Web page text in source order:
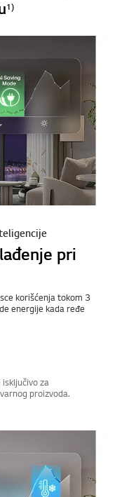
1)
pri
korišćenja tokom 3
energije kada ređe
isključivo za
proizvoda.​